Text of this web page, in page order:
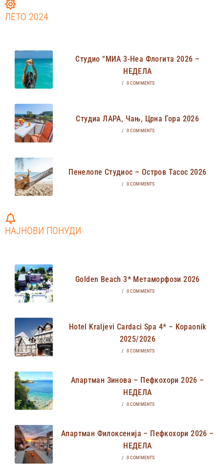
ЛЕТО 2024
Студио “МИА 3-Неа Флогита 2026 –
НЕДЕЛА
/ 0 COMMENTS
Студиа ЛАРА, Чањ, Црна Гора 2026
/ 0 COMMENTS
Пенелопе Студиос – Остров Тасос 2026
/ 0 COMMENTS
НАЈНОВИ ПОНУДИ
Golden Beach 3* Метаморфози 2026
/ 0 COMMENTS
Hotel Kraljevi Cardaci Spa 4* – Kopaonik
2025/2026
/ 0 COMMENTS
Апартман Зинова – Пефкохори 2026 –
НЕДЕЛА
/ 0 COMMENTS
Апартман Филоксенија – Пефкохори 2026 –
НЕДЕЛА
/ 0 COMMENTS